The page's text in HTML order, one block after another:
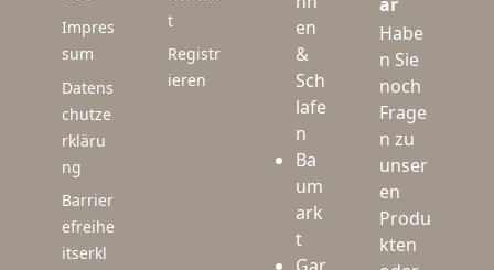
Impres
sum
Datens
chutze
rkläru
ng
Barrier
efreihe
itserkl
t
Registr
ieren
en
&
Sch
lafe
n
Ba
um
ark
t
Gar
Habe
n Sie
noch
Frage
n zu
unser
en
Produ
kten